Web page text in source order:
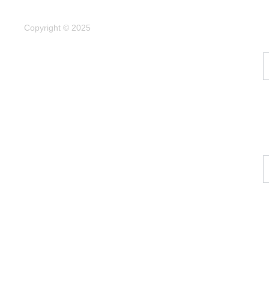
Copyright © 2025